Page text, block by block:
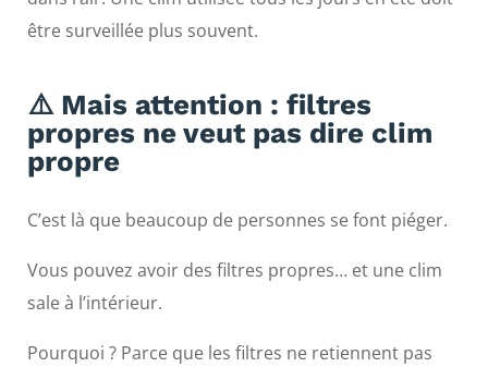
être surveillée plus souvent.
⚠️ Mais attention : filtres
propres ne veut pas dire clim
propre
C’est là que beaucoup de personnes se font piéger.
Vous pouvez avoir des filtres propres… et une clim
sale à l’intérieur.
Pourquoi ? Parce que les filtres ne retiennent pas